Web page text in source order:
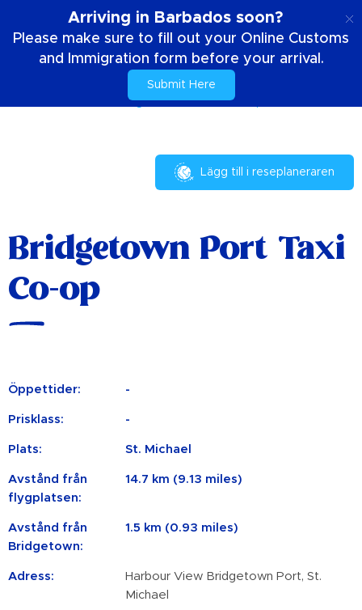
Arriving in Barbados soon?
Please make sure to fill out your Online Customs
and Immigration form before your arrival.
Submit Here
Bridgetown Port Taxi Co-op
Lägg till i reseplaneraren
Bridgetown Port Taxi
Co-op
Öppettider: -
Prisklass: -
Plats: St. Michael
Avstånd från
flygplatsen:
14.7 km (9.13 miles)
Avstånd från
Bridgetown:
1.5 km (0.93 miles)
Adress:
Harbour View Bridgetown Port, St.
Michael